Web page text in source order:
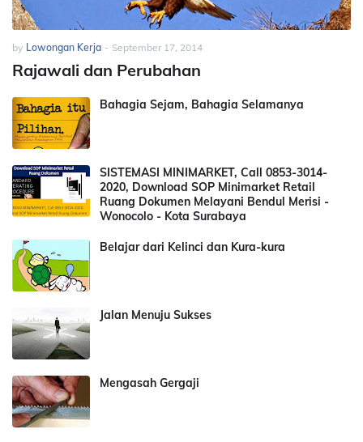
by Lowongan Kerja - September 17, 2014
Rajawali dan Perubahan
Bahagia Sejam, Bahagia Selamanya
SISTEMASI MINIMARKET, Call 0853-3014-
2020, Download SOP Minimarket Retail
Ruang Dokumen Melayani Bendul Merisi -
Wonocolo - Kota Surabaya
Belajar dari Kelinci dan Kura-kura
Jalan Menuju Sukses
Mengasah Gergaji